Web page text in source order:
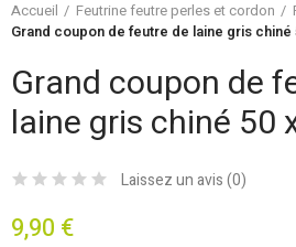
Accueil Feutrine feutre perles et cordon
Grand coupon de feutre de laine gris chiné
Grand coupon de
laine gris chiné 50
Laissez un avis (0)
9,90 €